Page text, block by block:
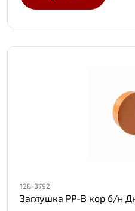
128-3792
Заглушка PP-B кор б/н